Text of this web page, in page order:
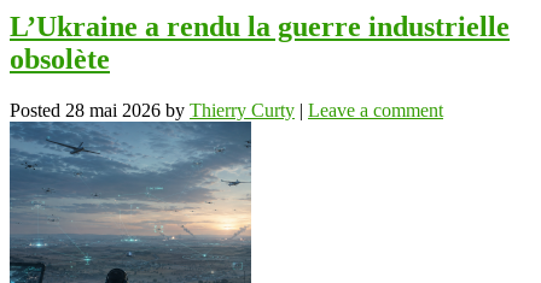
L’Ukraine a rendu la guerre industrielle
obsolète
Posted 28 mai 2026 by Thierry Curty | Leave a comment